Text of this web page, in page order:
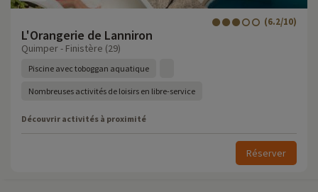
L'Orangerie de Lanniron
(6.2/10)
Quimper - Finistère (29)
Piscine avec toboggan aquatique
Nombreuses activités de loisirs en libre-service
Découvrir activités à proximité
Réserver